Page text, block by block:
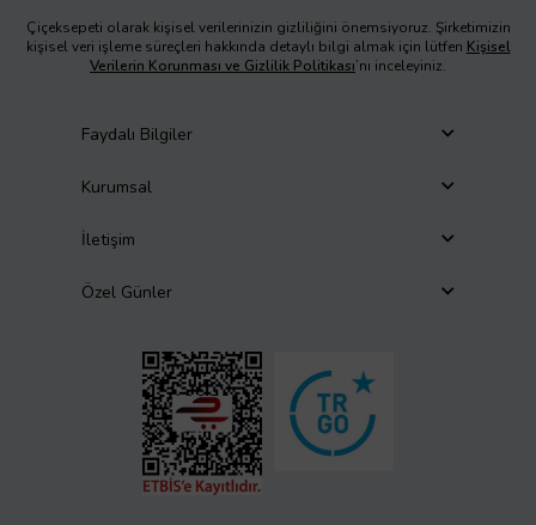
Çiçeksepeti olarak kişisel verilerinizin gizliliğini önemsiyoruz. Şirketimizin
kişisel veri işleme süreçleri hakkında detaylı bilgi almak için lütfen Kişisel
Verilerin Korunması ve Gizlilik Politikası’nı inceleyiniz.
Faydalı Bilgiler
Kurumsal
İletişim
Özel Günler